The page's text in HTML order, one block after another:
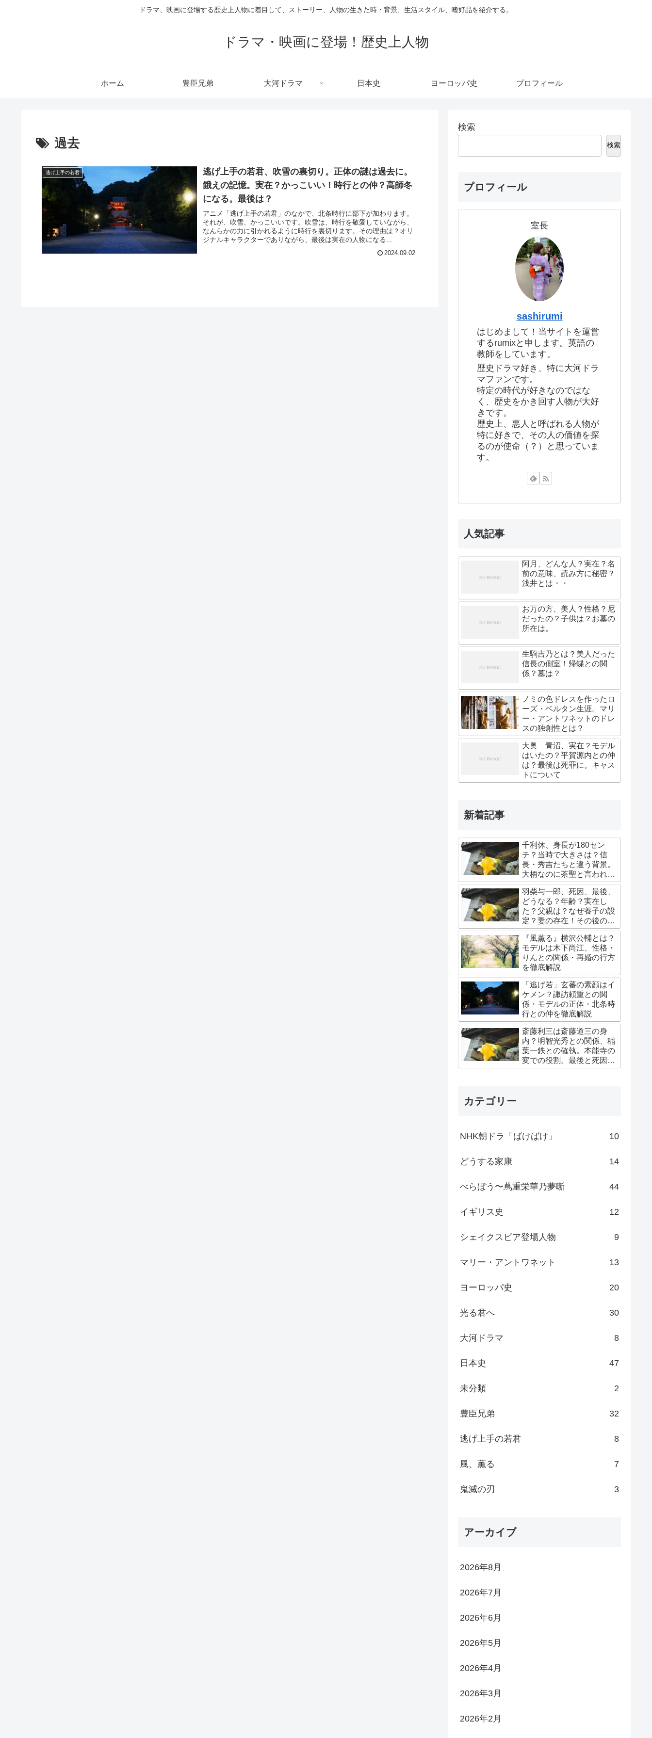
ドラマ、映画に登場する歴史上人物に着目して、ストーリー、人物の生きた時・背景、生活スタイル、嗜好品を紹介する。
ドラマ・映画に登場！歴史上人物
ホーム 豊臣兄弟 大河ドラマ 日本史 ヨーロッパ史 プロフィール
過去
逃げ上手の若君
逃げ上手の若君、吹雪の裏切り。正体の謎は過去に。
餓えの記憶。実在？かっこいい！時行との仲？高師冬
になる。最後は？
アニメ「逃げ上手の若君」のなかで、北条時行に部下が加わります。
それが、吹雪、かっこいいです。吹雪は、時行を敬愛していながら、
なんらかの力に引かれるように時行を裏切ります。その理由は？オリ
ジナルキャラクターでありながら、最後は実在の人物になる...
2024.09.02
検索
検索
プロフィール
室長
sashirumi
はじめまして！当サイトを運営
するrumixと申します。英語の
教師をしています。
歴史ドラマ好き、特に大河ドラ
マファンです。
特定の時代が好きなのではな
く、歴史をかき回す人物が大好
きです。
歴史上、悪人と呼ばれる人物が
特に好きで、その人の価値を探
るのが使命（？）と思っていま
す。
人気記事
阿月、どんな人？実在？名
前の意味、読み方に秘密？
浅井とは・・
お万の方、美人？性格？尼
だったの？子供は？お墓の
所在は。
生駒吉乃とは？美人だった
信長の側室！帰蝶との関
係？墓は？
ノミの色ドレスを作ったロ
ーズ・ベルタン生涯。マリ
ー・アントワネットのドレ
スの独創性とは？
大奥 青沼、実在？モデル
はいたの？平賀源内との仲
は？最後は死罪に。キャス
トについて
新着記事
千利休、身長が180セン
チ？当時で大きさは？信
長・秀吉たちと違う背景。
大柄なのに茶聖と言われる
理由。秀吉に嫌われ？吉岡
秀隆が。
羽柴与一郎、死因、最後、
どうなる？年齢？実在し
た？父親は？なぜ養子の設
定？妻の存在！その後の豊
臣家は？
『風薫る』横沢公輔とは？
モデルは木下尚江、性格・
りんとの関係・再婚の行方
を徹底解説
「逃げ若」玄蕃の素顔はイ
ケメン？諏訪頼重との関
係・モデルの正体・北条時
行との仲を徹底解説
斎藤利三は斎藤道三の身
内？明智光秀との関係、稲
葉一鉄との確執。本能寺の
変での役割。最後と死因。
娘・春日局への系譜
カテゴリー
NHK朝ドラ「ばけばけ」 10
どうする家康 14
べらぼう〜蔦重栄華乃夢噺 44
イギリス史 12
シェイクスピア登場人物 9
マリー・アントワネット 13
ヨーロッパ史 20
光る君へ 30
大河ドラマ 8
日本史 47
未分類 2
豊臣兄弟 32
逃げ上手の若君 8
風、薫る 7
鬼滅の刃 3
アーカイブ
2026年8月
2026年7月
2026年6月
2026年5月
2026年4月
2026年3月
2026年2月